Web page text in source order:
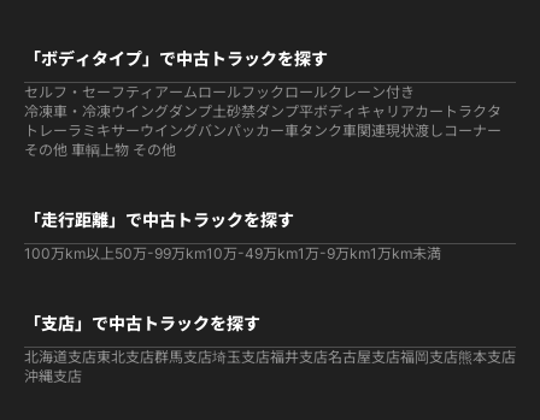
「ボディタイプ」で中古トラックを探す
セルフ・セーフティ アームロールフックロールクレーン付き
冷凍車・冷凍ウイングダンプ土砂禁ダンプ平ボディ キャリアカー トラクタ
トレーラ ミキサーウイングバンパッカー車タンク車関連現状渡しコーナー
その他 車輌上物 その他
「走行距離」で中古トラックを探す
100万km以上50万-99万km10万-49万km1万-9万km1万km未満
「支店」で中古トラックを探す
北海道支店東北支店群馬支店埼玉支店福井支店名古屋支店福岡支店熊本支店
沖縄支店